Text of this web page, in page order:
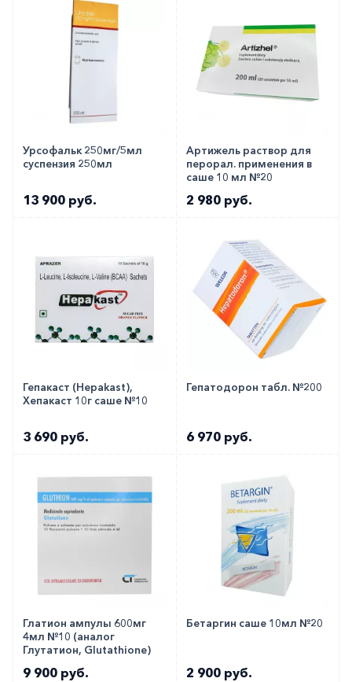
Урсофальк 250мг/5мл
суспензия 250мл
13 900 руб.
Артижель раствор для
перорал. применения в
саше 10 мл №20
2 980 руб.
Гепакаст (Hepakast),
Хепакаст 10г саше №10
3 690 руб.
Гепатодорон табл. №200
6 970 руб.
Глатион ампулы 600мг
4мл №10 (аналог
Глутатион, Glutathione)
9 900 руб.
Бетаргин саше 10мл №20
2 900 руб.